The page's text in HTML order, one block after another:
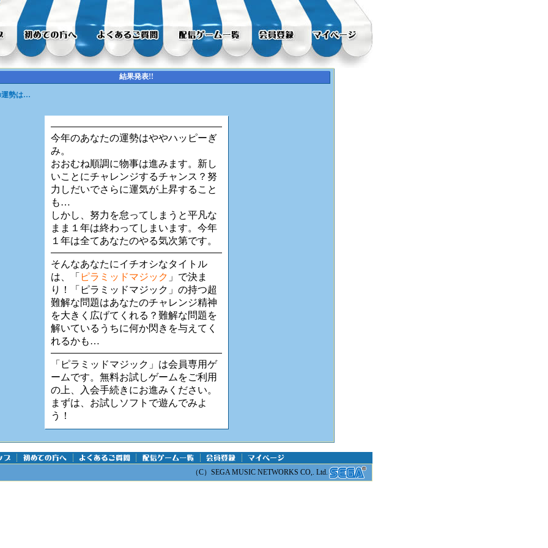
結果発表!!
運勢は…
今年のあなたの運勢はややハッピーぎ
み。
おおむね順調に物事は進みます。新し
いことにチャレンジするチャンス？努
力しだいでさらに運気が上昇すること
も…
しかし、努力を怠ってしまうと平凡な
まま１年は終わってしまいます。今年
１年は全てあなたのやる気次第です。
そんなあなたにイチオシなタイトル
は、「 ピラミッドマジック 」で決ま
り！「ピラミッドマジック」の持つ超
難解な問題はあなたのチャレンジ精神
を大きく広げてくれる？難解な問題を
解いているうちに何か閃きを与えてく
れるかも…
「ピラミッドマジック」は会員専用ゲ
ームです。無料お試しゲームをご利用
の上、入会手続きにお進みください。
まずは、お試しソフトで遊んでみよ
う！
（C）SEGA MUSIC NETWORKS CO,. Ltd.